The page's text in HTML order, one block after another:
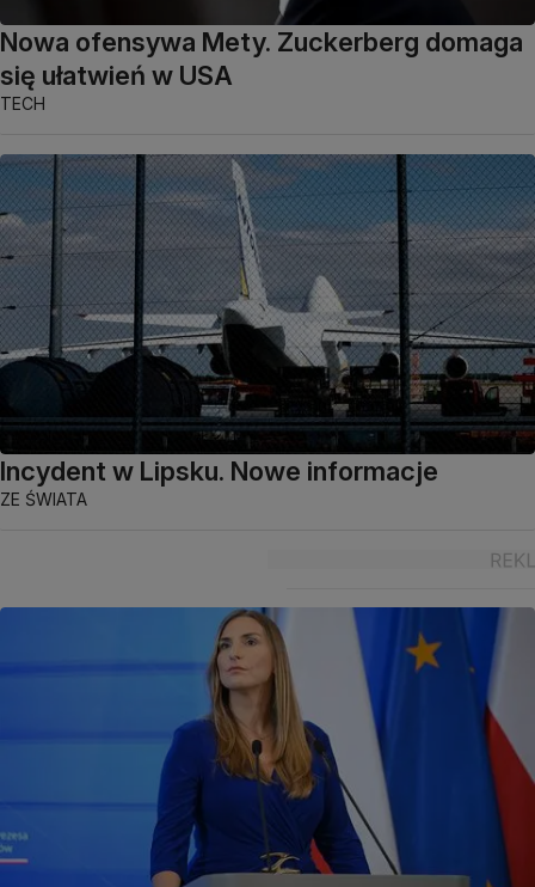
Nowa ofensywa Mety. Zuckerberg domaga
się ułatwień w USA
TECH
Incydent w Lipsku. Nowe informacje
ZE ŚWIATA